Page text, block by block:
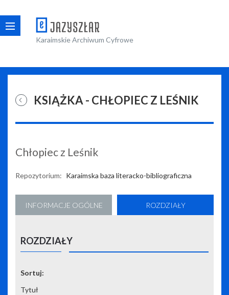
Karaimskie Archiwum Cyfrowe
KSIĄŻKA - CHŁOPIEC Z LEŚNIK
Chłopiec z Leśnik
Repozytorium: Karaimska baza literacko-bibliograficzna
INFORMACJE OGÓLNE ROZDZIAŁY
ROZDZIAŁY
Sortuj:
Tytuł